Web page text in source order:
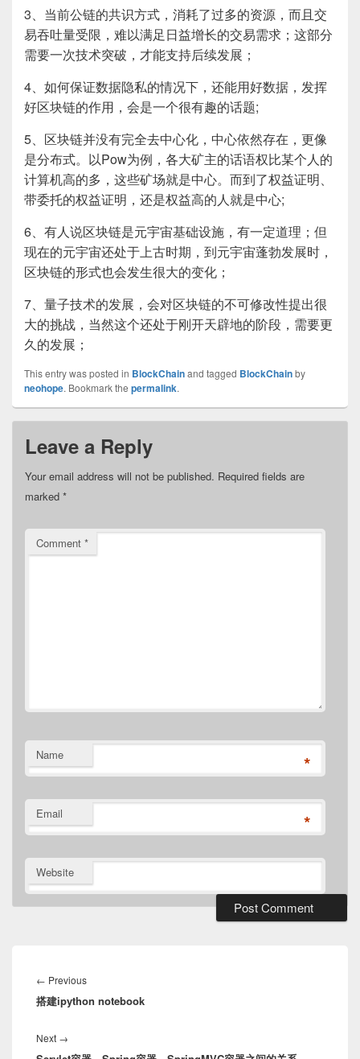
3、当前公链的共识方式，消耗了过多的资源，而且交
易吞吐量受限，难以满足日益增长的交易需求；这部分
需要一次技术突破，才能支持后续发展；
4、如何保证数据隐私的情况下，还能用好数据，发挥
好区块链的作用，会是一个很有趣的话题;
5、区块链并没有完全去中心化，中心依然存在，更像
是分布式。以Pow为例，各大矿主的话语权比某个人的
计算机高的多，这些矿场就是中心。而到了权益证明、
带委托的权益证明，还是权益高的人就是中心;
6、有人说区块链是元宇宙基础设施，有一定道理；但
现在的元宇宙还处于上古时期，到元宇宙蓬勃发展时，
区块链的形式也会发生很大的变化；
7、量子技术的发展，会对区块链的不可修改性提出很
大的挑战，当然这个还处于刚开天辟地的阶段，需要更
久的发展；
This entry was posted in BlockChainand tagged BlockChainby
neohope. Bookmark the permalink.
Leave a Reply
Your email address will not be published. Required fields are
marked *
Comment *
Name *
Email *
Website
navigation
← PreviousPrevious
post:
搭建ipython notebook
Next →